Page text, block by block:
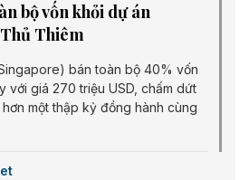
bộ vốn khỏi dự án
Thiêm
bán toàn bộ 40% vốn
với giá 270 triệu USD, chấm dứt
một thập kỷ đồng hành cùng